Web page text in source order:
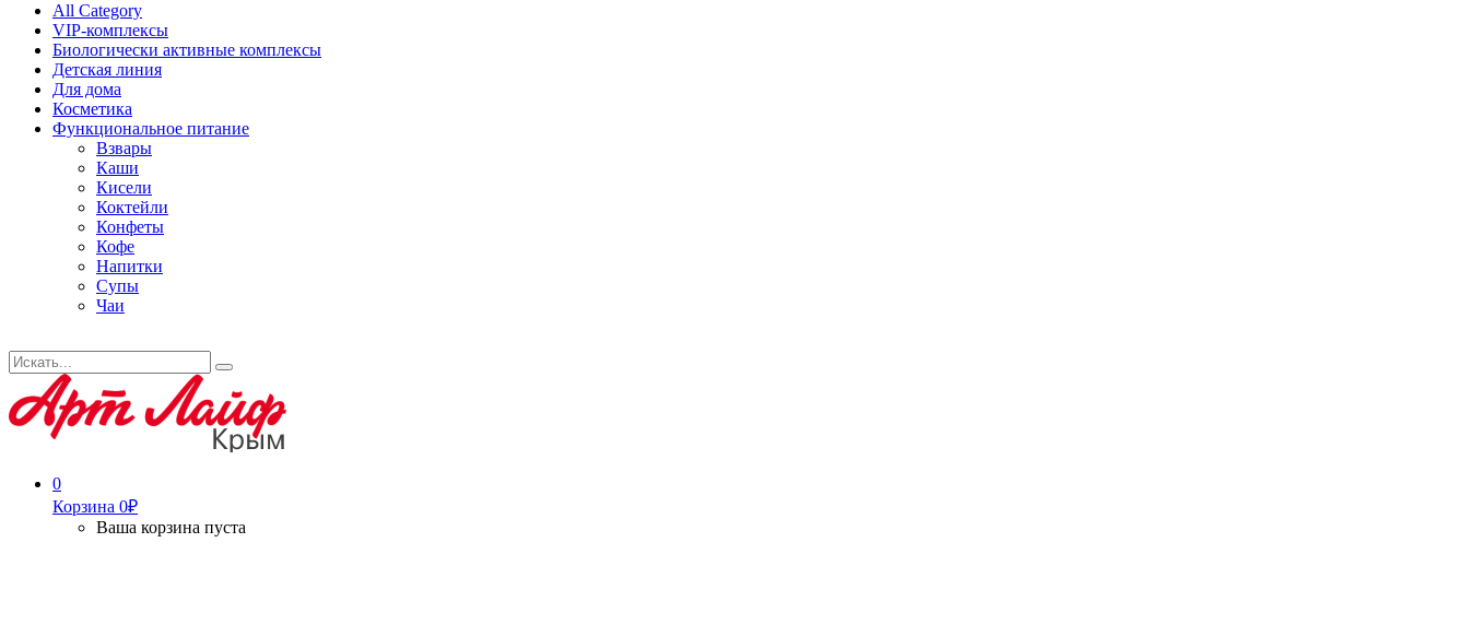
All Category
VIP-комплексы
Биологически активные комплексы
Детская линия
Для дома
Косметика
Функциональное питание
Взвары
Каши
Кисели
Коктейли
Конфеты
Кофе
Напитки
Супы
Чаи
Search
0
Корзина 0₽
Ваша корзина пуста